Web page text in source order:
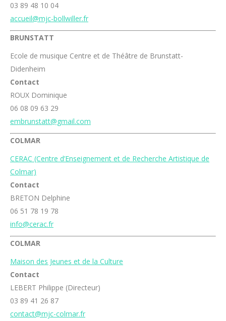
03 89 48 10 04
accueil@mjc-bollwiller.fr
BRUNSTATT
Ecole de musique Centre et de Théâtre de Brunstatt-
Didenheim
Contact
ROUX Dominique
06 08 09 63 29
embrunstatt@gmail.com
COLMAR
CERAC (Centre d’Enseignement et de Recherche Artistique de
Colmar)
Contact
BRETON Delphine
06 51 78 19 78
info@cerac.fr
COLMAR
Maison des Jeunes et de la Culture
Contact
LEBERT Philippe (Directeur)
03 89 41 26 87
contact@mjc-colmar.fr